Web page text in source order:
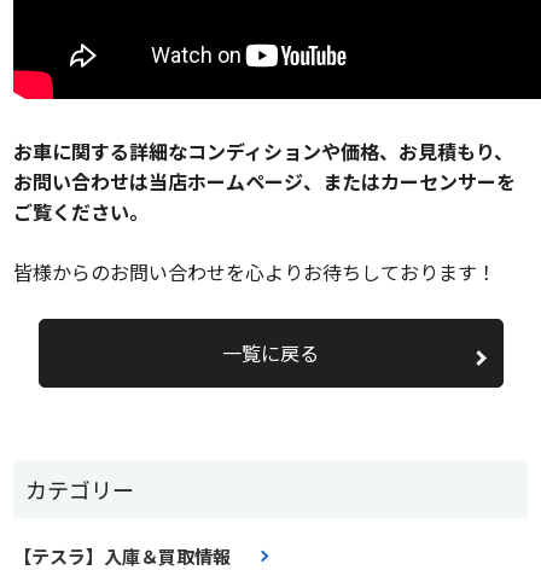
カテゴリー
【テスラ】入庫＆買取情報
お車に関する詳細なコンディションや価格、お見積もり、
お問い合わせは当店ホームページ、またはカーセンサーを
ご覧ください。
皆様からのお問い合わせを心よりお待ちしております！
一覧に戻る